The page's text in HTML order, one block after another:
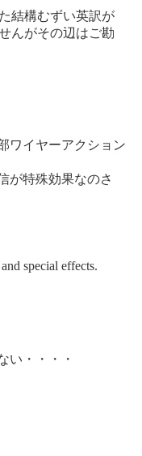
結構むずい英訳が
んがその辺はご勘
ワイヤーアクション
が特殊効果なのさ
special effects.
い・・・・